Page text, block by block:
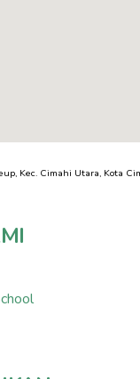
Kec. Cimahi Utara, Kota